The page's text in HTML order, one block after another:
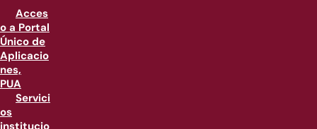
Acces
o a Portal
Único de
Aplicacio
nes,
PUA
Servici
os
institucio